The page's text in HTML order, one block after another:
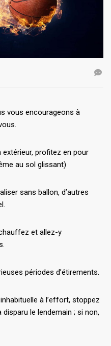
vous encourageons à
extérieur, profitez en pour
au sol glissant)
sans ballon, d’autres
et allez-y
périodes d’étirements.
à l’effort, stoppez
le lendemain ; si non,